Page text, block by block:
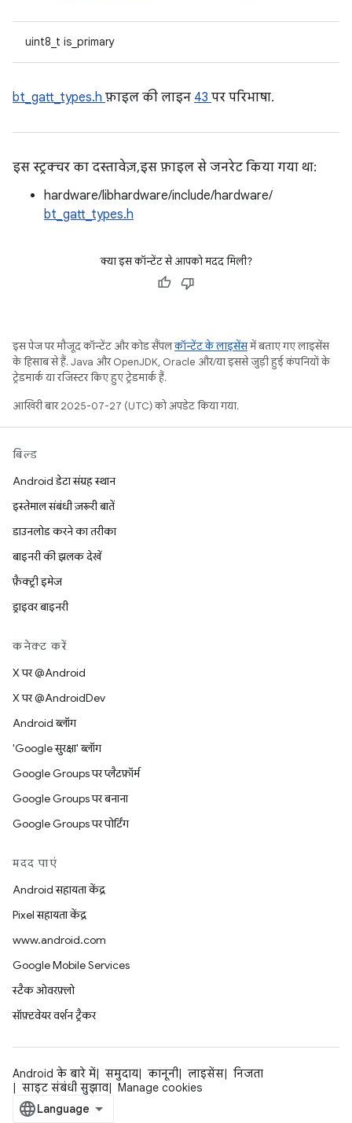
uint8_t is_primary
bt_gatt_types.h फ़ाइल की लाइन 43 पर परिभाषा.
इस स्ट्रक्चर का दस्तावेज़, इस फ़ाइल से जनरेट किया गया था:
hardware/libhardware/include/hardware/
bt_gatt_types.h
क्या इस कॉन्टेंट से आपको मदद मिली?
इस पेज पर मौजूद कॉन्टेंट और कोड सैंपलकॉन्टेंट के लाइसेंसमें बताए गए लाइसेंस
के हिसाब से हैं. Java और OpenJDK, Oracle और/या इससे जुड़ी हुई कंपनियों के
ट्रेडमार्क या रजिस्टर किए हुए ट्रेडमार्क हैं.
आखिरी बार 2025-07-27 (UTC) को अपडेट किया गया.
बिल्ड
Android डेटा संग्रह स्थान
इस्तेमाल संबंधी ज़रूरी बातें
डाउनलोड करने का तरीका
बाइनरी की झलक देखें
फ़ैक्ट्री इमेज
ड्राइवर बाइनरी
कनेक्ट करें
X पर @Android
X पर @AndroidDev
Android ब्लॉग
'Google सुरक्षा' ब्लॉग
Google Groups पर प्लैटफ़ॉर्म
Google Groups पर बनाना
Google Groups पर पोर्टिंग
मदद पाएं
Android सहायता केंद्र
Pixel सहायता केंद्र
www.android.com
Google Mobile Services
स्टैक ओवरफ़्लो
सॉफ़्टवेयर वर्शन ट्रैकर
Android के बारे में समुदाय कानूनी लाइसेंस
निजता
साइट संबंधी सुझाव
Manage cookies